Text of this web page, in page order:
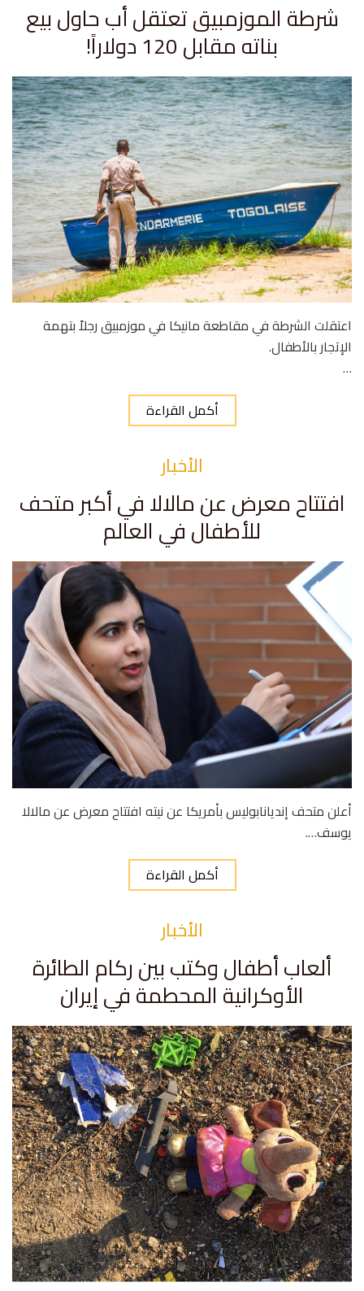
شرطة الموزمبيق تعتقل أب حاول بيع
بناته مقابل 120 دولاراً!
اعتقلت الشرطة في مقاطعة مانيكا في موزمبيق رجلاً بتهمة
الإتجار بالأطفال.
…
أكمل القراءة
الأخبار
افتتاح معرض عن مالالا في أكبر متحف
للأطفال في العالم
أعلن متحف إنديانابوليس بأمريكا عن نيته افتتاح معرض عن مالالا
يوسف….
أكمل القراءة
الأخبار
ألعاب أطفال وكتب بين ركام الطائرة
الأوكرانية المحطمة في إيران